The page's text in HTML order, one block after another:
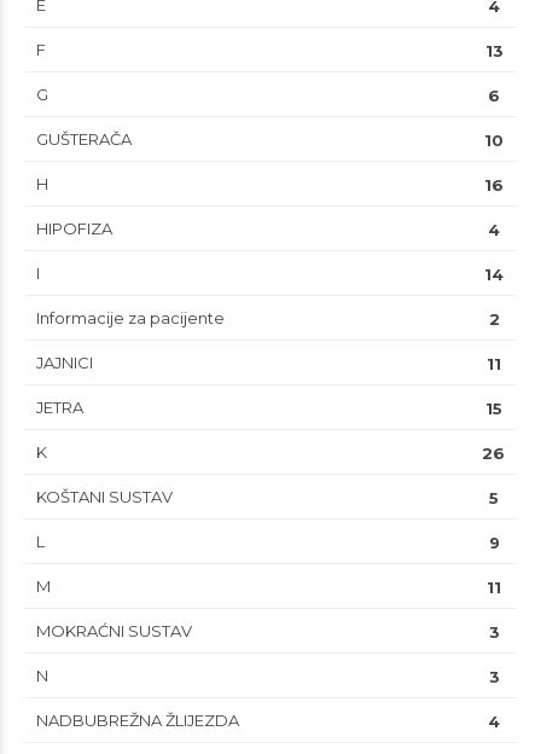
E 4
F 13
G 6
GUŠTERAČA 10
H 16
HIPOFIZA 4
I 14
Informacije za pacijente 2
JAJNICI 11
JETRA 15
K 26
KOŠTANI SUSTAV 5
L 9
M 11
MOKRAĆNI SUSTAV 3
N 3
NADBUBREŽNA ŽLIJEZDA 4